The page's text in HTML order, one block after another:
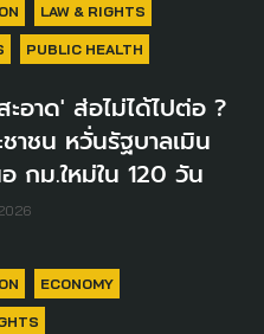
LAW & RIGHTS
PUBLIC HEALTH
ะอาด' ส่อไม่ได้ไปต่อ ?
าชน หวั่นรัฐบาลเมิน
กม.ใหม่ใน 120 วัน
ECONOMY